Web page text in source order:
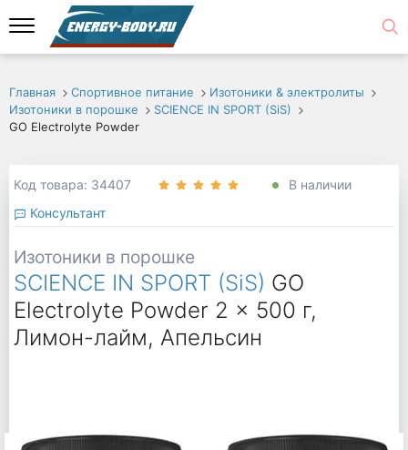
Главная Спортивное питание
Изотоники & электролиты
Изотоники в порошке
SCIENCE IN SPORT (SiS)
GO Electrolyte Powder
Код товара: 34407
В наличии
Консультант
Изотоники в порошке
SCIENCE IN SPORT (SiS) GO
Electrolyte Powder 2 x 500 г,
Лимон-лайм, Апельсин